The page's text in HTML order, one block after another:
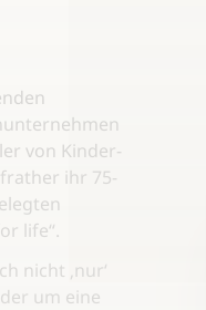
von Kinder-
ihr 75-
life“.
nicht ‚nur‘
um eine